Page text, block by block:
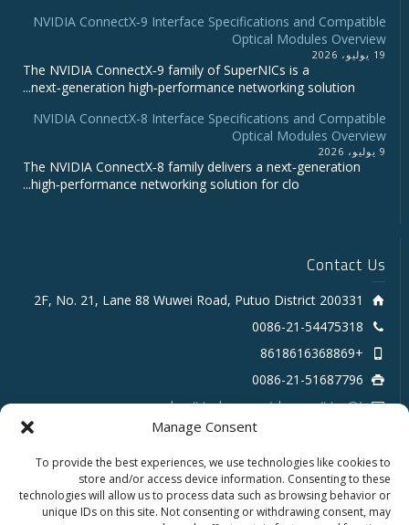
Manage Consent
To provide the best experiences, we use technologies like cookies to
store and/or access device information. Consenting to these
technologies will allow us to process data such as browsing behavior or
unique IDs on this site. Not consenting or withdrawing consent, may
NVIDIA ConnectX‑9 Interface Specifications and Compatible
Optical Modules Overview
19 يوليو، 2026
The NVIDIA ConnectX‑9 family of SuperNICs is a
next‑generation high‑performance networking solution...
NVIDIA ConnectX-8 Interface Specifications and Compatible
Optical Modules Overview
9 يوليو، 2026
The NVIDIA ConnectX‑8 family delivers a next‑generation
high‑performance networking solution for clo...
Contact Us
2F, No. 21, Lane 88 Wuwei Road, Putuo District 200331
0086-21-54475318
+8618616368869
0086-21-51687796
sales # tarluz.com (change # to @)